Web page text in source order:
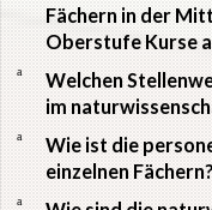
Fächern in der
Oberstufe Kurse
a
Welchen
im
a
Wie ist die
einzelnen Fächern?
a